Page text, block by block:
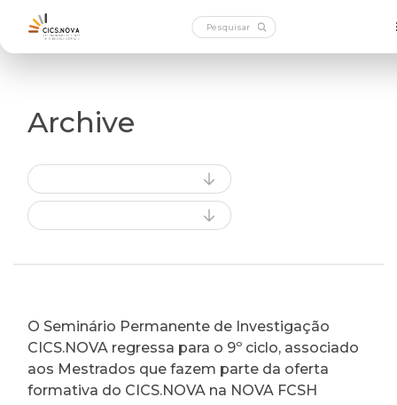
Archive
O Seminário Permanente de Investigação
CICS.NOVA regressa para o 9º ciclo, associado
aos Mestrados que fazem parte da oferta
formativa do CICS.NOVA na NOVA FCSH